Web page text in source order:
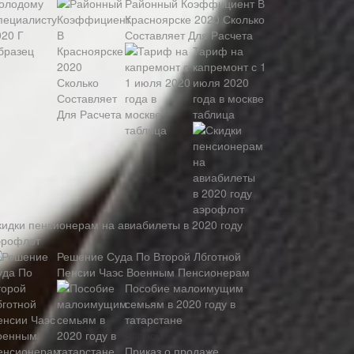
Районный Коэффициент В
Красноярске 2020 Сколько
Составляет Для Расчета
Тариф на
капремонт с 1
июля 2020
года в москве
таблица
пенсионерам на авиабилеты в 2020 году
Решение Суда По Второй Лбготной
Пенсии Чаэс Военным Пенсионерам
Пособие малоимущим
семьям в 2020 году в
татарстане
Приказ о продаже